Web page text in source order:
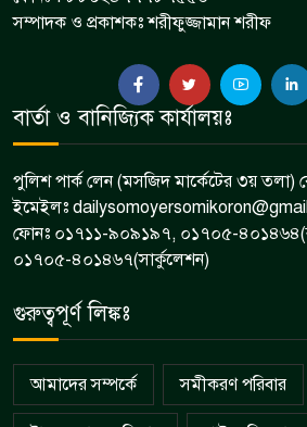
সম্পাদক ও প্রকাশকঃ শরীফুজ্জামান শরীফ
বার্তা ও বানিজ্যিক কার্যালয়ঃ
পুলিশ পার্ক লেন (মসজিদ মার্কেটের ৩য় তলা)
ইমেইলঃ
ফোনঃ ০১৭১১-৯০৯১৯৭, ০১৭০৫-
০১৭০৫-৪০১৪৬৭(সার্কুলেশন)
গুরুত্বপূর্ণ লিঙ্কঃ
আমাদের সম্পর্কে সমীকরণ পরিবার